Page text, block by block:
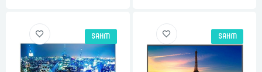
SAHM
SAHM